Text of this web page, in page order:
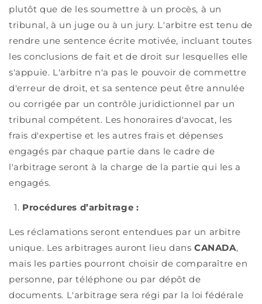
plutôt que de les soumettre à un procès, à un
tribunal, à un juge ou à un jury. L'arbitre est tenu de
rendre une sentence écrite motivée, incluant toutes
les conclusions de fait et de droit sur lesquelles elle
s'appuie. L'arbitre n'a pas le pouvoir de commettre
d'erreur de droit, et sa sentence peut être annulée
ou corrigée par un contrôle juridictionnel par un
tribunal compétent. Les honoraires d'avocat, les
frais d'expertise et les autres frais et dépenses
engagés par chaque partie dans le cadre de
l'arbitrage seront à la charge de la partie qui les a
engagés.
1. Procédures d’arbitrage :
Les réclamations seront entendues par un arbitre
unique. Les arbitrages auront lieu dansCANADA,
mais les parties pourront choisir de comparaître en
personne, par téléphone ou par dépôt de
documents. L'arbitrage sera régi par la loi fédérale